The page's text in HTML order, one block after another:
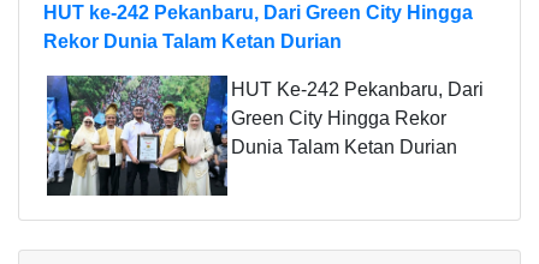
HUT ke-242 Pekanbaru, Dari Green City Hingga
Rekor Dunia Talam Ketan Durian
HUT Ke-242 Pekanbaru, Dari
Green City Hingga Rekor
Dunia Talam Ketan Durian